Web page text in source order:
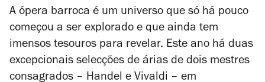
A ópera barroca é um universo que só há pouco
começou a ser explorado e que ainda tem
imensos tesouros para revelar. Este ano há duas
excepcionais selecções de árias de dois mestres
consagrados – Handel e Vivaldi – em